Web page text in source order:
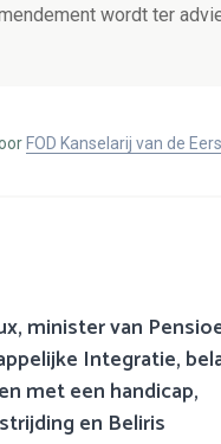
wordt ter
FOD Kanselarij van de
minister van
Integratie,
met een handicap,
en Beliris